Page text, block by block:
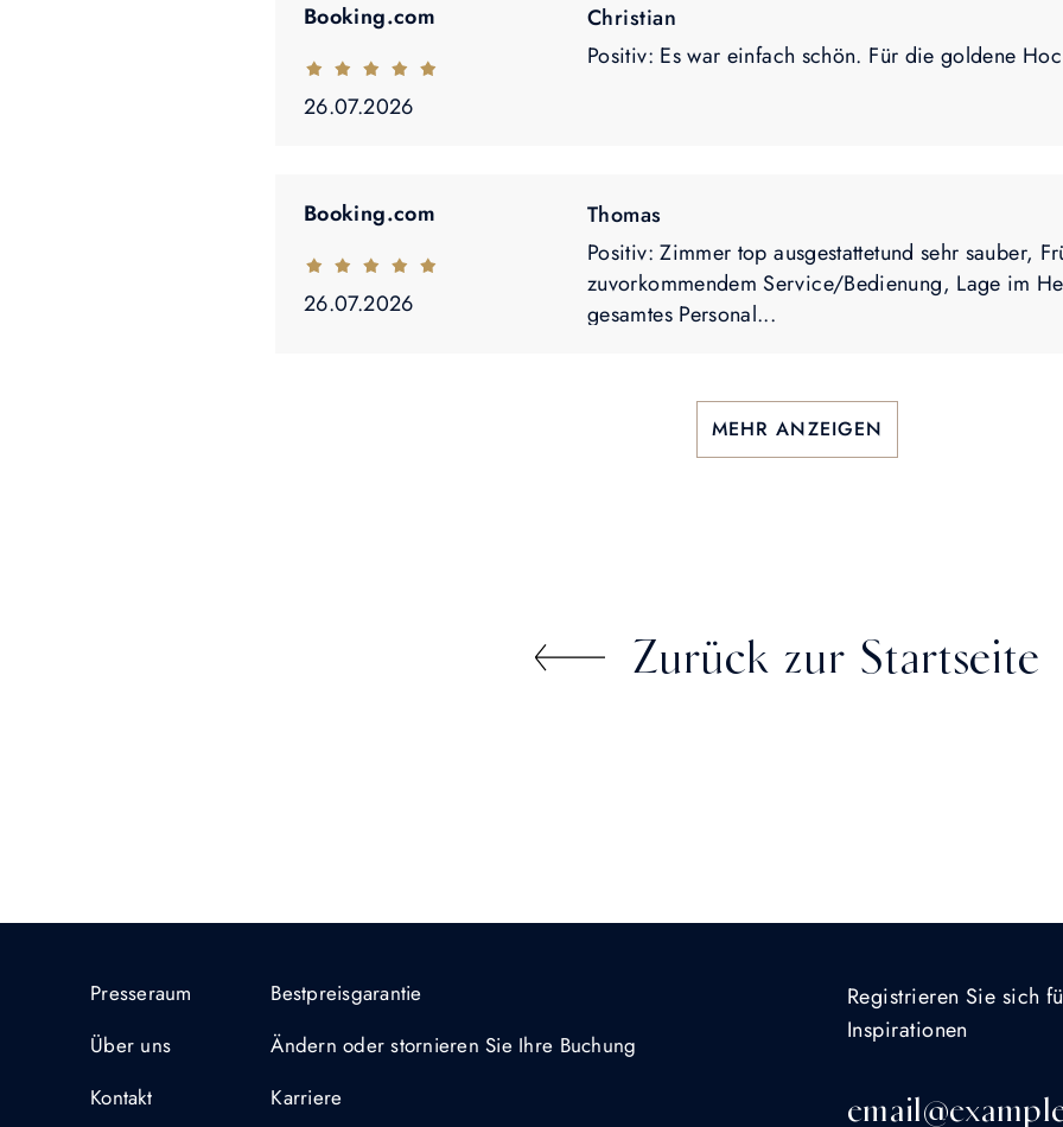
Booking.com
26.07.2026
Christian
Positiv: Es war einfach schön. Für die goldene
Booking.com
26.07.2026
Thomas
Positiv: Zimmer top ausgestattetund sehr sauber,
zuvorkommendem Service/Bedienung, Lage im
gesamtes Personal...
MEHR ANZEIGEN
Zurück zur Startseite
Presseraum
Über uns
Kontakt
Bestpreisgarantie
Ändern oder stornieren Sie Ihre Buchung
Karriere
Registrieren Sie sich
Inspirationen